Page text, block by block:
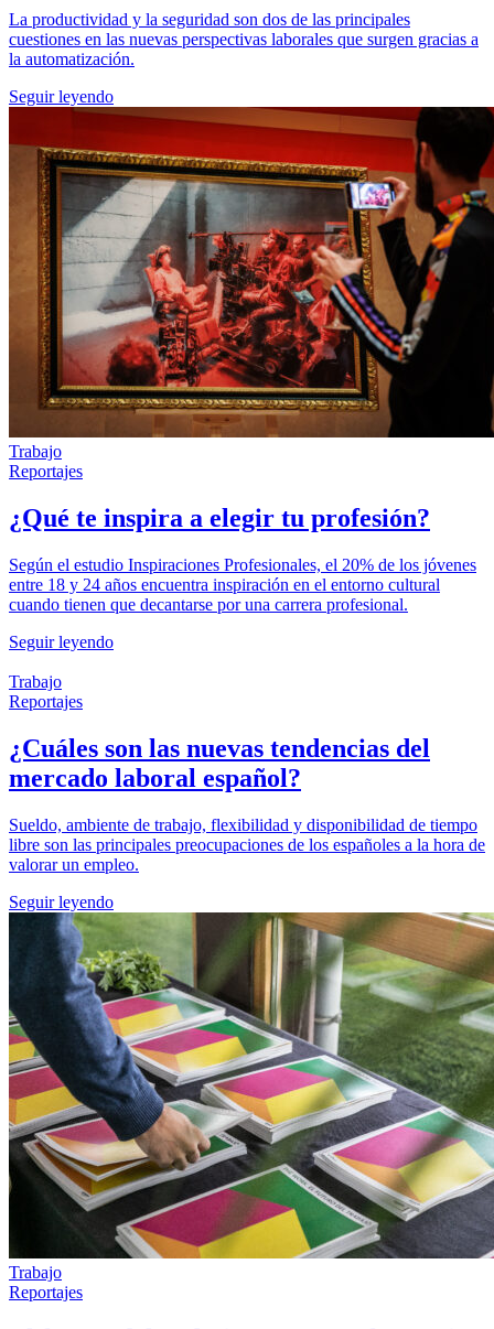
La productividad y la seguridad son dos de las principales
cuestiones en las nuevas perspectivas laborales que surgen gracias a
la automatización.
Seguir leyendo
Trabajo
Reportajes
¿Qué te inspira a elegir tu profesión?
Según el estudio Inspiraciones Profesionales, el 20% de los jóvenes
entre 18 y 24 años encuentra inspiración en el entorno cultural
cuando tienen que decantarse por una carrera profesional.
Seguir leyendo
Trabajo
Reportajes
¿Cuáles son las nuevas tendencias del
mercado laboral español?
Sueldo, ambiente de trabajo, flexibilidad y disponibilidad de tiempo
libre son las principales preocupaciones de los españoles a la hora de
valorar un empleo.
Seguir leyendo
Trabajo
Reportajes